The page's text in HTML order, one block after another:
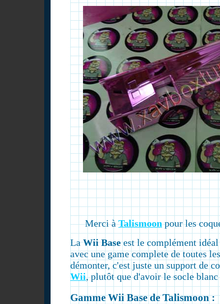
Merci àTalismoonpour les
LaWii Baseest le complément
avec une game complete de toutes
démonter, c'est juste un support de
Wii, plutôt que d'avoir le socle
Gamme Wii Base de Talismoon :